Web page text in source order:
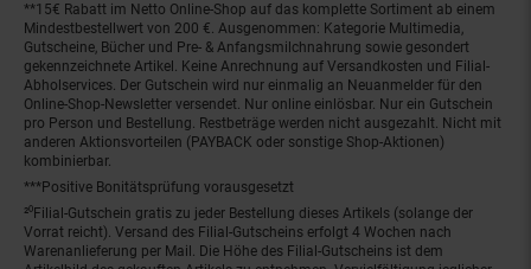
**15€ Rabatt im Netto Online-Shop auf das komplette Sortiment ab einem
Mindestbestellwert von 200 €. Ausgenommen: Kategorie Multimedia,
Gutscheine, Bücher und Pre- & Anfangsmilchnahrung sowie gesondert
gekennzeichnete Artikel. Keine Anrechnung auf Versandkosten und Filial-
Abholservices. Der Gutschein wird nur einmalig an Neuanmelder für den
Online-Shop-Newsletter versendet. Nur online einlösbar. Nur ein Gutschein
pro Person und Bestellung. Restbeträge werden nicht ausgezahlt. Nicht mit
anderen Aktionsvorteilen (PAYBACK oder sonstige Shop-Aktionen)
kombinierbar.
***Positive Bonitätsprüfung vorausgesetzt
²⁰Filial-Gutschein gratis zu jeder Bestellung dieses Artikels (solange der
Vorrat reicht). Versand des Filial-Gutscheins erfolgt 4 Wochen nach
Warenanlieferung per Mail. Die Höhe des Filial-Gutscheins ist dem